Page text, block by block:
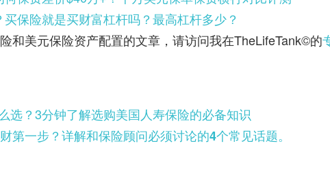
保险就是买财富杠杆吗？最高杠杆多少？
和美元保险资产配置的文章，请访问我在TheLifeTank©️的
选？3分钟了解选购美国人寿保险的必备知识
第一步？详解和保险顾问必须讨论的4个常见话题。